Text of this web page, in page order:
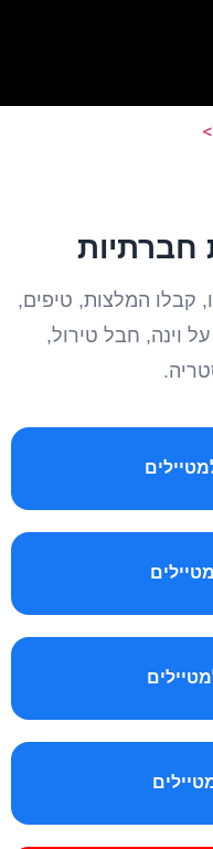
חברתיות
קבלו המלצות, טיפים,
וינה, חבל טירול,